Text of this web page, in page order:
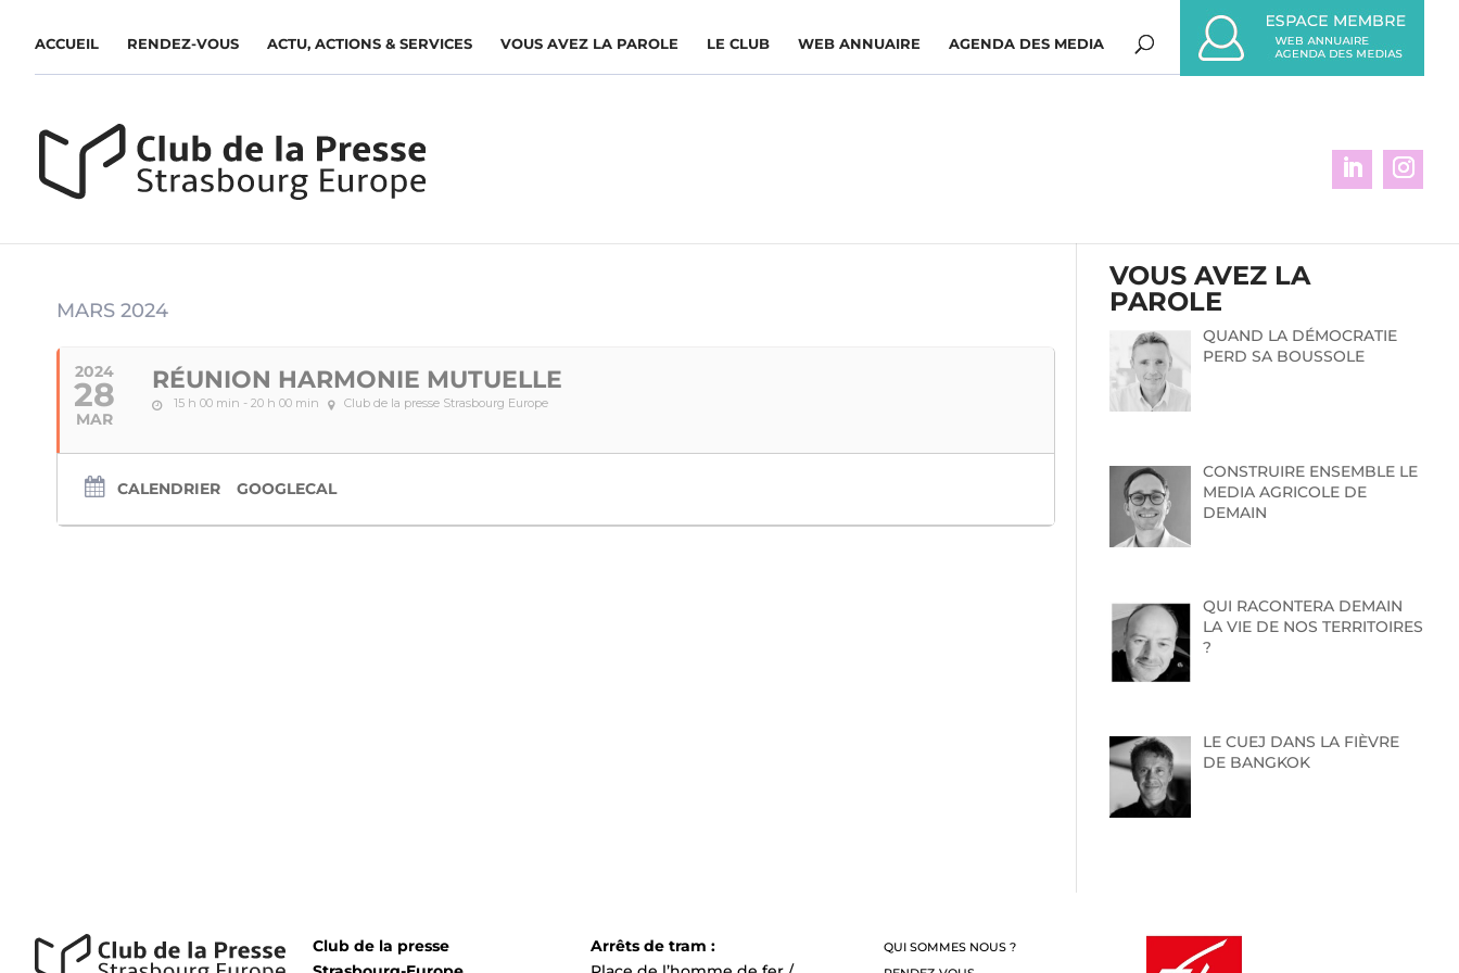
ACCUEIL RENDEZ-VOUS ACTU, ACTIONS & SERVICES VOUS AVEZ LA PAROLE LE CLUB WEB ANNUAIRE AGENDA DES MEDIA
MARS 2024
2024
28
MAR
RÉUNION HARMONIE MUTUELLE
15 h 00 min - 20 h 00 min Club de la presse Strasbourg Europe
CALENDRIER GOOGLECAL
VOUS AVEZ LA
PAROLE
QUAND LA DÉMOCRATIE
PERD SA BOUSSOLE
CONSTRUIRE ENSEMBLE LE
MEDIA AGRICOLE DE
DEMAIN
QUI RACONTERA DEMAIN
LA VIE DE NOS TERRITOIRES
?
LE CUEJ DANS LA FIÈVRE
DE BANGKOK
Club de la presse
Arrêts de tram :
QUI SOMMES NOUS ?